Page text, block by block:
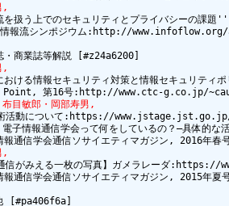
,
扱う上でのセキュリティとプライバシーの課題
情報流シンポジウム:http://
,
ける情報セキュリティ対策と情報セキュリティ
布目敏郎・岡部寿男,
活動について:https://
電子情報通信学会って何をしているの？―具体的な
,
がみえる一枚の写真】ガメラレーダ
報通信学会通信ソサイエティマガジン,